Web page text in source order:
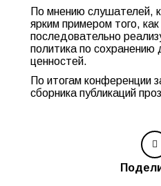
По мнению слушателей,
ярким примером того, как
последовательно
политика по сохранению
ценностей.
По итогам конференции
сборника публикаций